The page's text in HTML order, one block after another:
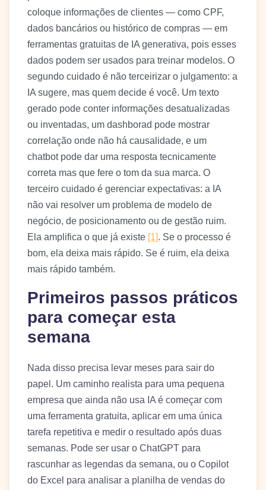
coloque informações de clientes — como CPF,
dados bancários ou histórico de compras — em
ferramentas gratuitas de IA generativa, pois esses
dados podem ser usados para treinar modelos. O
segundo cuidado é não terceirizar o julgamento: a
IA sugere, mas quem decide é você. Um texto
gerado pode conter informações desatualizadas
ou inventadas, um dashborad pode mostrar
correlação onde não há causalidade, e um
chatbot pode dar uma resposta tecnicamente
correta mas que fere o tom da sua marca. O
terceiro cuidado é gerenciar expectativas: a IA
não vai resolver um problema de modelo de
negócio, de posicionamento ou de gestão ruim.
Ela amplifica o que já existe [1]. Se o processo é
bom, ela deixa mais rápido. Se é ruim, ela deixa
mais rápido também.
Primeiros passos práticos
para começar esta
semana
Nada disso precisa levar meses para sair do
papel. Um caminho realista para uma pequena
empresa que ainda não usa IA é começar com
uma ferramenta gratuita, aplicar em uma única
tarefa repetitiva e medir o resultado após duas
semanas. Pode ser usar o ChatGPT para
rascunhar as legendas da semana, ou o Copilot
do Excel para analisar a planilha de vendas do